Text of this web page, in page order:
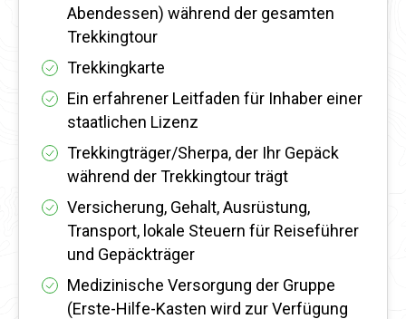
Abendessen) während der gesamten
Trekkingtour
Trekkingkarte
Ein erfahrener Leitfaden für Inhaber einer
staatlichen Lizenz
Trekkingträger/Sherpa, der Ihr Gepäck
während der Trekkingtour trägt
Versicherung, Gehalt, Ausrüstung,
Transport, lokale Steuern für Reiseführer
und Gepäckträger
Medizinische Versorgung der Gruppe
(Erste-Hilfe-Kasten wird zur Verfügung